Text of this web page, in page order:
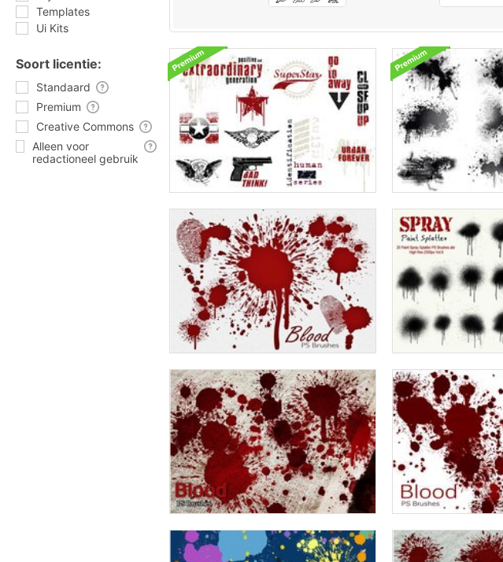
Templates
Ui Kits
Soort licentie:
Standaard
Premium
Creative Commons
Alleen voor
redactioneel gebruik